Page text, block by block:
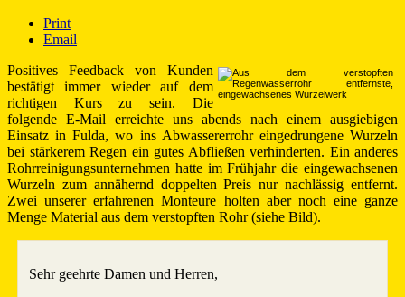
Print
Email
Positives Feedback von Kunden
bestätigt immer wieder auf dem
richtigen Kurs zu sein. Die
folgende E-Mail erreichte uns abends nach einem ausgiebigen
Einsatz in Fulda, wo ins Abwassererrohr eingedrungene Wurzeln
bei stärkerem Regen ein gutes Abfließen verhinderten. Ein anderes
Rohrreinigungsunternehmen hatte im Frühjahr die eingewachsenen
Wurzeln zum annähernd doppelten Preis nur nachlässig entfernt.
Zwei unserer erfahrenen Monteure holten aber noch eine ganze
Menge Material aus dem verstopften Rohr (siehe Bild).
Sehr geehrte Damen und Herren,